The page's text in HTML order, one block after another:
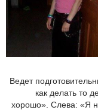
Ведет
как делать то
хорошо». Слева: «Я